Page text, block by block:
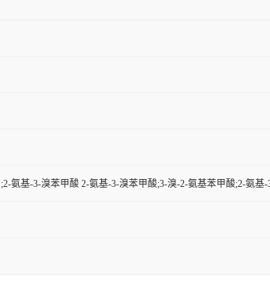
氨基-3-溴苯甲酸 2-氨基-3-溴苯甲酸;3-溴-2-氨基苯甲酸;2-氨基